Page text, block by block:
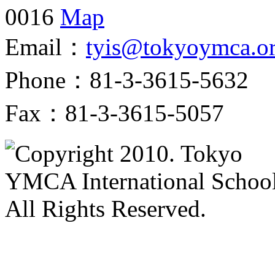
0016 Map
Email：
Phone：81-3-3615-5632
Fax：81-3-3615-5057